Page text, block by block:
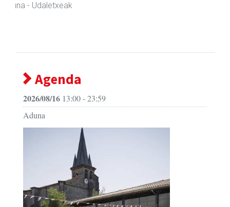
Urnieta - Frutategiak
Agenda
2026/08/16 13:00 - 23:59
Aduna